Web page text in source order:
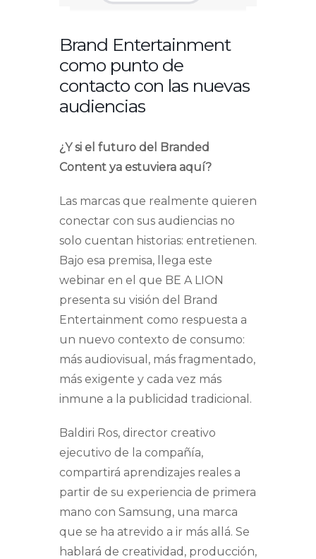
Brand Entertainment
como punto de
contacto con las nuevas
audiencias
¿Y si el futuro del Branded
Content ya estuviera aquí?
Las marcas que realmente quieren
conectar con sus audiencias no
solo cuentan historias: entretienen.
Bajo esa premisa, llega este
webinar en el que BE A LION
presenta su visión del Brand
Entertainment como respuesta a
un nuevo contexto de consumo:
más audiovisual, más fragmentado,
más exigente y cada vez más
inmune a la publicidad tradicional.
Baldiri Ros, director creativo
ejecutivo de la compañía,
compartirá aprendizajes reales a
partir de su experiencia de primera
mano con Samsung, una marca
que se ha atrevido a ir más allá. Se
hablará de creatividad, producción,